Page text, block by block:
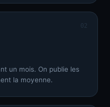
02
un mois. On publie les
la moyenne.